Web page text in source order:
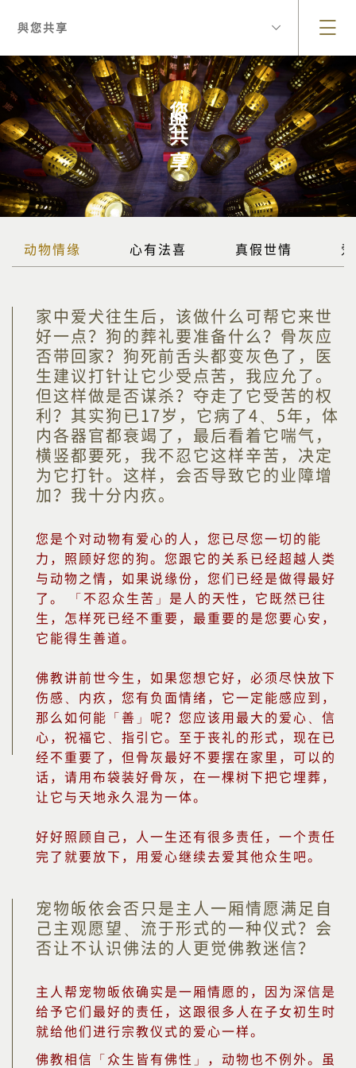
與您共享
與您共享
动物情缘 心有法喜 真假世情
家中爱犬往生后，该做什么可帮它来世
好一点？狗的葬礼要准备什么？骨灰应
否带回家？狗死前舌头都变灰色了，医
生建议打针让它少受点苦，我应允了。
但这样做是否谋杀？夺走了它受苦的权
利？其实狗已17岁，它病了4、5年，体
内各器官都衰竭了，最后看着它喘气，
横竖都要死，我不忍它这样辛苦，决定
为它打针。这样，会否导致它的业障增
加？我十分内疚。
您是个对动物有爱心的人，您已尽您一切的能
力，照顾好您的狗。您跟它的关系已经超越人类
与动物之情，如果说缘份，您们已经是做得最好
了。 「不忍众生苦」是人的天性，它既然已往
生，怎样死已经不重要，最重要的是您要心安，
它能得生善道。
佛教讲前世今生，如果您想它好，必须尽快放下
伤感、内疚，您有负面情绪，它一定能感应到，
那么如何能「善」呢？您应该用最大的爱心、信
心，祝福它、指引它。至于丧礼的形式，现在已
经不重要了，但骨灰最好不要摆在家里，可以的
话，请用布袋装好骨灰，在一棵树下把它埋葬，
让它与天地永久混为一体。
好好照顾自己，人一生还有很多责任，一个责任
完了就要放下，用爱心继续去爱其他众生吧。
宠物皈依会否只是主人一厢情愿满足自
己主观愿望、流于形式的一种仪式？会
否让不认识佛法的人更觉佛教迷信？
主人帮宠物皈依确实是一厢情愿的，因为深信是
给予它们最好的责任，这跟很多人在子女初生时
就给他们进行宗教仪式的爱心一样。
佛教相信「众生皆有佛性」，动物也不例外。虽